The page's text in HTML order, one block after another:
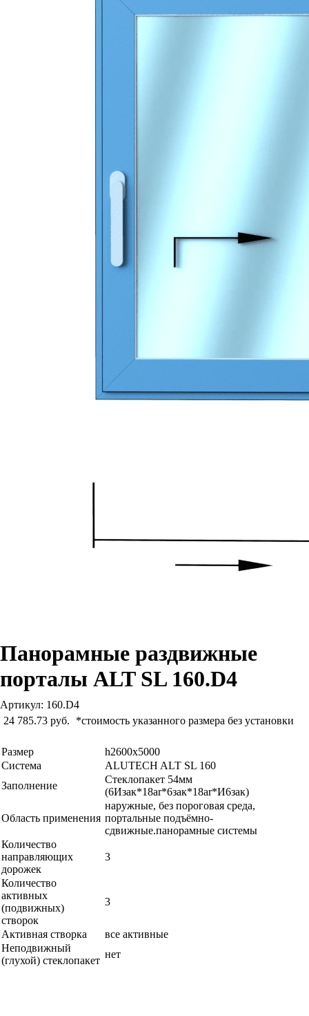
Панорамные раздвижные
порталы ALT SL 160.D4
Артикул: 160.D4
24 785.73 руб.
*стоимость указанного размера без установки
Размер
h2600x5000
Система
ALUTECH ALT SL 160
Заполнение
Стеклопакет 54мм
(6Изак*18ar*6зак*18ar*И6зак)
Область применения
наружные, без пороговая среда,
портальные подъёмно-
сдвижные.панорамные системы
Количество
направляющих
дорожек
3
Количество
активных
(подвижных)
створок
3
Активная створка
все активные
Неподвижный
(глухой) стеклопакет
нет